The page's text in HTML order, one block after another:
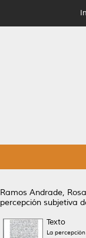
Ramos Andrade,
percepción subjetiva
Texto
La